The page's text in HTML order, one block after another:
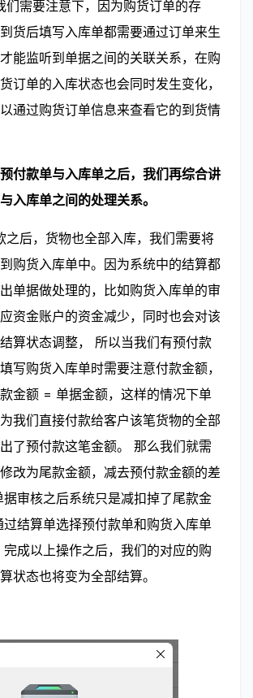
货后填写入库单都需要通过订单来生
能监听到单据之间的关联关系，在购
订单的入库状态也会同时发生变化，
通过购货订单信息来查看它的到货情
付款单与入库单之后，我们再综合讲
入库单之间的处理关系。
购货入库单中。因为系统中的结算都
单据做处理的，比如购货入库单的审
资金账户的资金减少，同时也会对该
算状态调整， 所以当我们有预付款
写购货入库单时需要注意付款金额，
金额 = 单据金额，这样的情况下单
我们直接付款给客户该笔货物的全部
了预付款这笔金额。 那么我们就需
改为尾款金额，减去预付款金额的差
审核之后系统只是减扣掉了尾款金
结算单选择预付款单和购货入库单
成以上操作之后，我们的对应的购
状态也将变为全部结算。